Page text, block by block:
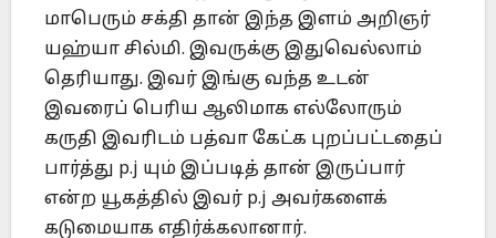
மாபெரும் சக்தி தான் இந்த இளம் அறிஞர்
யஹ்யா சில்மி. இவருக்கு இதுவெல்லாம்
தெரியாது. இவர் இங்கு வந்த உடன்
இவரைப் பெரிய ஆலிமாக எல்லோரும்
கருதி இவரிடம் பத்வா கேட்க புறப்பட்டதைப்
பார்த்து p.j யும் இப்படித் தான் இருப்பார்
என்ற யூகத்தில் இவர் p.j அவர்களைக்
கடுமையாக எதிர்க்கலானார்.